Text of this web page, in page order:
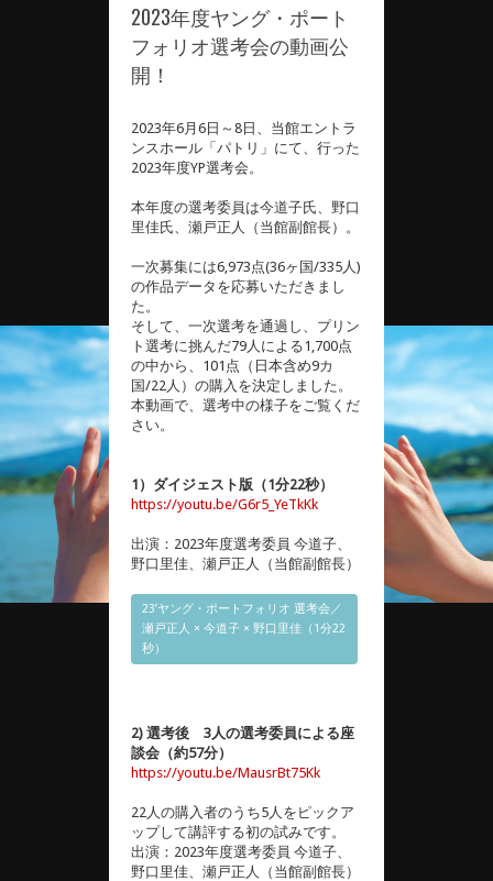
2023年度ヤング・ポート
フォリオ選考会の動画公
開！
2023年6月6日～8日、当館エントラ
ンスホール「パトリ」にて、行った
2023年度YP選考会。
本年度の選考委員は今道子氏、野口
里佳氏、瀬戸正人（当館副館長）。
一次募集には6,973点(36ヶ国/335人)
の作品データを応募いただきまし
た。
そして、一次選考を通過し、プリン
ト選考に挑んだ79人による1,700点
の中から、101点（日本含め9カ
国/22人）の購入を決定しました。
本動画で、選考中の様子をご覧くだ
さい。
1）ダイジェスト版（1分22秒）
https://youtu.be/G6r5_YeTkKk
出演：2023年度選考委員 今道子、
野口里佳、瀬戸正人（当館副館長）
23’ヤング・ポートフォリオ 選考会／
瀬戸正人 × 今道子 × 野口里佳（1分22
秒）
2) 選考後 3人の選考委員による座
談会（約57分）
https://youtu.be/MausrBt75Kk
22人の購入者のうち5人をピックア
ップして講評する初の試みです。
出演：2023年度選考委員 今道子、
野口里佳、瀬戸正人（当館副館長）